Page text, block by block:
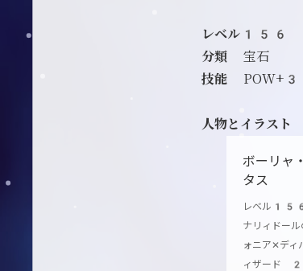
レベル156
分類 宝石
技能
人物とイラスト
ボーリャ
タス
レベル
ナリィドール
ォニア✕ディ
ィザード